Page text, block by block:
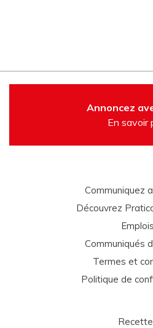
Annoncez
En savoir
Communiquez
Découvrez
Emplois
Communiqués
Termes et
Politique de